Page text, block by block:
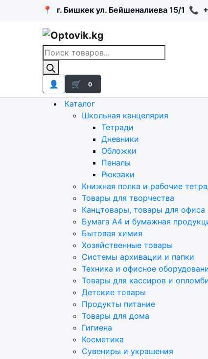
📍 г. Бишкек ул. Бейшеналиева 15/1 📞
Поиск
товаров
👤 🛒 0
Каталог
Школьная канцелярия
Тетради
Дневники
Обложки
Пеналы
Рюкзаки
Книжная полка и рабочие
Товары для творчества
Канцтовары, товары для офиса
Бумага А4 и бумажная
Бытовая химия
Хозяйственные товары
Системы архивации и папки
Техника и офисное
Товары для кассиров и
Детские товары
Продукты питание
Товары для дома
Гигиена
Косметика
Сувениры и украшения